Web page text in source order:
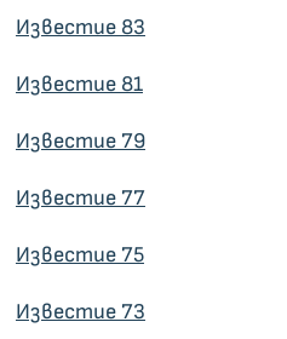
Известие 83
Известие 81
Известие 79
Известие 77
Известие 75
Известие 73